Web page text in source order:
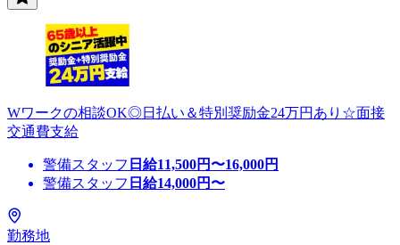
Wワークの相談OK◎日払い＆特別奨励金24万円あり☆面接
交通費支給
警備スタッフ 日給11,500円〜16,000円
警備スタッフ 日給14,000円〜
勤務地